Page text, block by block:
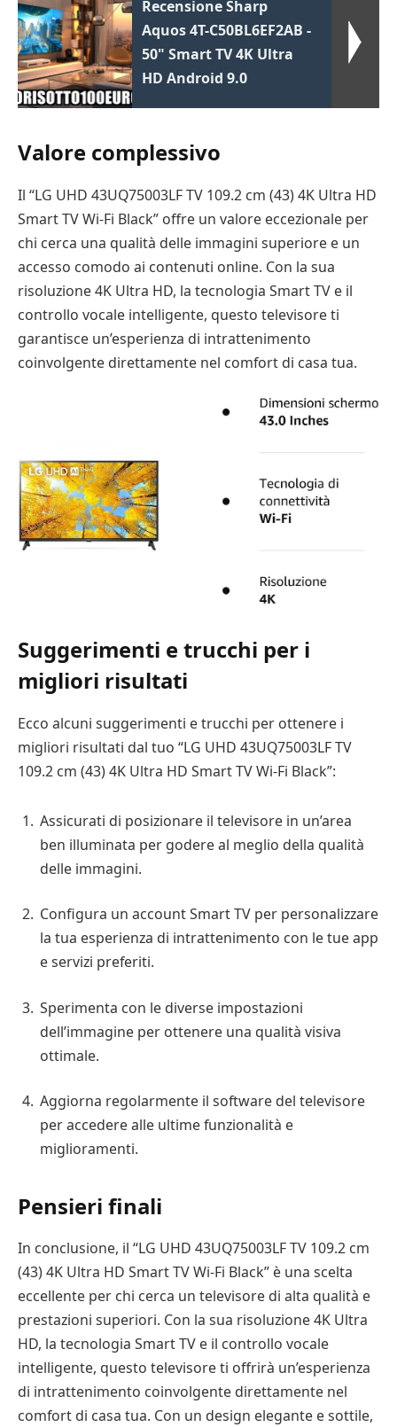
Recensione Sharp
Aquos 4T-C50BL6EF2AB -
50" Smart TV 4K Ultra
HD Android 9.0
Valore complessivo
Il “LG UHD 43UQ75003LF TV 109.2 cm (43) 4K Ultra HD
Smart TV Wi-Fi Black” offre un valore eccezionale per
chi cerca una qualità delle immagini superiore e un
accesso comodo ai contenuti online. Con la sua
risoluzione 4K Ultra HD, la tecnologia Smart TV e il
controllo vocale intelligente, questo televisore ti
garantisce un’esperienza di intrattenimento
coinvolgente direttamente nel comfort di casa tua.
Suggerimenti e trucchi per i
migliori risultati
Ecco alcuni suggerimenti e trucchi per ottenere i
migliori risultati dal tuo “LG UHD 43UQ75003LF TV
109.2 cm (43) 4K Ultra HD Smart TV Wi-Fi Black”:
Assicurati di posizionare il televisore in un’area
ben illuminata per godere al meglio della qualità
delle immagini.
Configura un account Smart TV per personalizzare
la tua esperienza di intrattenimento con le tue app
e servizi preferiti.
Sperimenta con le diverse impostazioni
dell’immagine per ottenere una qualità visiva
ottimale.
Aggiorna regolarmente il software del televisore
per accedere alle ultime funzionalità e
miglioramenti.
Pensieri finali
In conclusione, il “LG UHD 43UQ75003LF TV 109.2 cm
(43) 4K Ultra HD Smart TV Wi-Fi Black” è una scelta
eccellente per chi cerca un televisore di alta qualità e
prestazioni superiori. Con la sua risoluzione 4K Ultra
HD, la tecnologia Smart TV e il controllo vocale
intelligente, questo televisore ti offrirà un’esperienza
di intrattenimento coinvolgente direttamente nel
comfort di casa tua. Con un design elegante e sottile,